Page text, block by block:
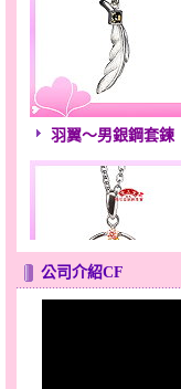
羽翼～男銀鋼套鍊
公司介紹CF